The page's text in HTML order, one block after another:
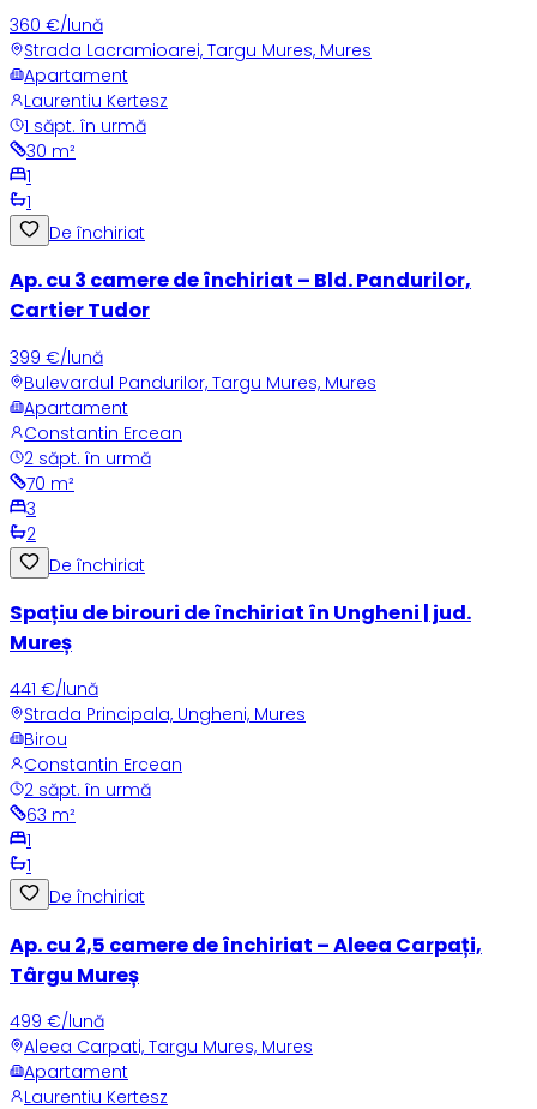
360 €/lună
Strada Lacramioarei, Targu Mures, Mures
Apartament
Laurentiu Kertesz
1 săpt. în urmă
30 m²
1
1
De închiriat
Ap. cu 3 camere de închiriat – Bld. Pandurilor,
Cartier Tudor
399 €/lună
Bulevardul Pandurilor, Targu Mures, Mures
Apartament
Constantin Ercean
2 săpt. în urmă
70 m²
3
2
De închiriat
Spațiu de birouri de închiriat în Ungheni | jud.
Mureș
441 €/lună
Strada Principala, Ungheni, Mures
Birou
Constantin Ercean
2 săpt. în urmă
63 m²
1
1
De închiriat
Ap. cu 2,5 camere de închiriat – Aleea Carpați,
Târgu Mureș
499 €/lună
Aleea Carpati, Targu Mures, Mures
Apartament
Laurentiu Kertesz